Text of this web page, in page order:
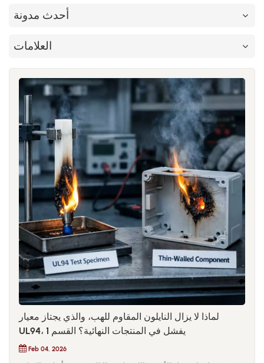
أحدث مدونة
العلامات
لماذا لا يزال النايلون المقاوم للهب، والذي يجتاز معيار
UL94، يفشل في المنتجات النهائية؟ القسم 1
Feb 04, 2026